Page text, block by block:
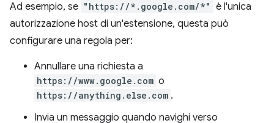
Ad esempio, se "https://*.google.com/*" è l'unica
autorizzazione host di un'estensione, questa può
configurare una regola per:
Annullare una richiesta a
https://www.google.com o
https://anything.else.com .
Invia un messaggio quando navighi verso